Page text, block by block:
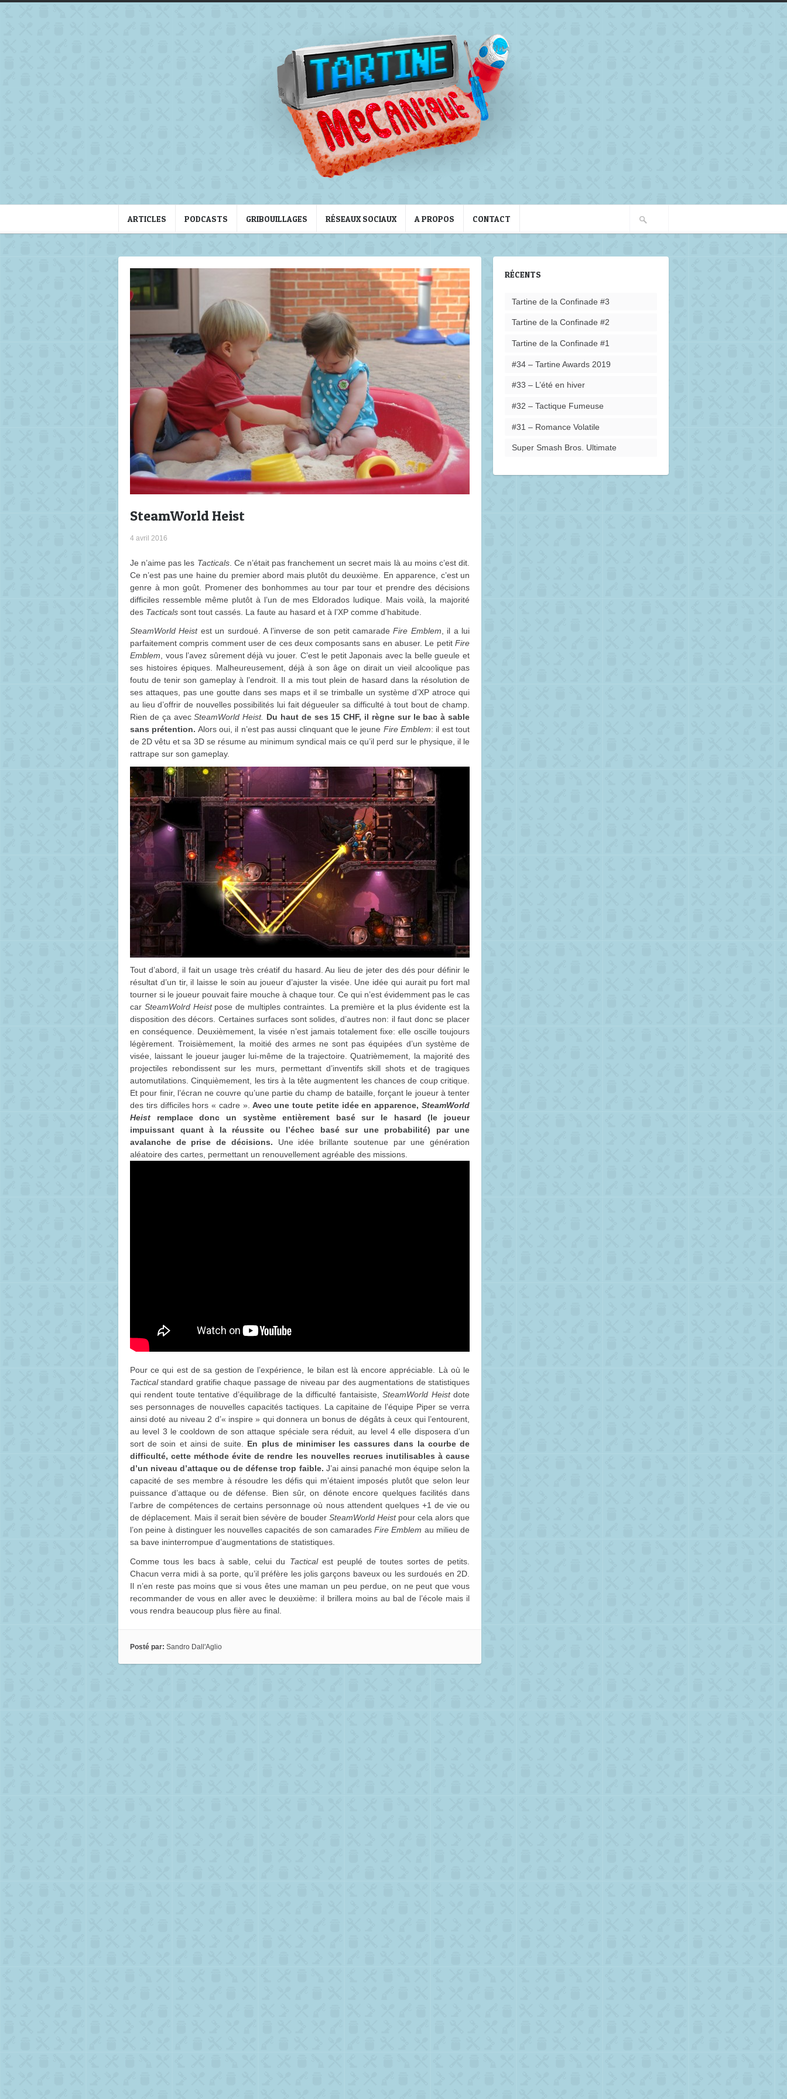
ARTICLES PODCASTS GRIBOUILLAGES RÉSEAUX SOCIAUX A PROPOS CONTACT
SteamWorld Heist
4 avril 2016
Je n’aime pas les Tacticals. Ce n’était pas franchement un secret mais là au moins c’est dit.
Ce n’est pas une haine du premier abord mais plutôt du deuxième. En apparence, c’est un
genre à mon goût. Promener des bonhommes au tour par tour et prendre des décisions
difficiles ressemble même plutôt à l’un de mes Eldorados ludique. Mais voilà, la majorité
des Tacticals sont tout cassés. La faute au hasard et à l’XP comme d’habitude.
SteamWorld Heistest un surdoué. A l’inverse de son petit camaradeFire Emblem , il a lui
parfaitement compris comment user de ces deux composants sans en abuser. Le petit Fire
Emblem , vous l’avez sûrement déjà vu jouer. C’est le petit Japonais avec la belle gueule et
ses histoires épiques. Malheureusement, déjà à son âge on dirait un vieil alcoolique pas
foutu de tenir son gameplay à l’endroit. Il a mis tout plein de hasard dans la résolution de
ses attaques, pas une goutte dans ses maps et il se trimballe un système d’XP atroce qui
au lieu d’offrir de nouvelles possibilités lui fait dégueuler sa difficulté à tout bout de champ.
Rien de ça avecSteamWorld Heist. Du haut de ses 15 CHF, il règne sur le bac à sable
sans prétention. Alors oui, il n’est pas aussi clinquant que le jeune Fire Emblem: il est tout
de 2D vêtu et sa 3D se résume au minimum syndical mais ce qu’il perd sur le physique, il le
rattrape sur son gameplay.
Tout d’abord, il fait un usage très créatif du hasard. Au lieu de jeter des dés pour définir le
résultat d’un tir, il laisse le soin au joueur d’ajuster la visée. Une idée qui aurait pu fort mal
tourner si le joueur pouvait faire mouche à chaque tour. Ce qui n’est évidemment pas le cas
car SteamWolrd Heistpose de multiples contraintes. La première et la plus évidente est la
disposition des décors. Certaines surfaces sont solides, d’autres non: il faut donc se placer
en conséquence. Deuxièmement, la visée n’est jamais totalement fixe: elle oscille toujours
légèrement. Troisièmement, la moitié des armes ne sont pas équipées d’un système de
visée, laissant le joueur jauger lui-même de la trajectoire. Quatrièmement, la majorité des
projectiles rebondissent sur les murs, permettant d’inventifs skill shots et de tragiques
automutilations. Cinquièmement, les tirs à la tête augmentent les chances de coup critique.
Et pour finir, l’écran ne couvre qu’une partie du champ de bataille, forçant le joueur à tenter
des tirs difficiles hors « cadre ». Avec une toute petite idée en apparence,SteamWorld
Heist remplace donc un système entièrement basé sur le hasard (le joueur
impuissant quant à la réussite ou l’échec basé sur une probabilité) par une
avalanche de prise de décisions. Une idée brillante soutenue par une génération
aléatoire des cartes, permettant un renouvellement agréable des missions.
Pour ce qui est de sa gestion de l’expérience, le bilan est là encore appréciable. Là où le
Tacticalstandard gratifie chaque passage de niveau par des augmentations de statistiques
qui rendent toute tentative d’équilibrage de la difficulté fantaisiste,SteamWorld Heistdote
ses personnages de nouvelles capacités tactiques. La capitaine de l’équipe Piper se verra
ainsi doté au niveau 2 d’« inspire » qui donnera un bonus de dégâts à ceux qui l’entourent,
au level 3 le cooldown de son attaque spéciale sera réduit, au level 4 elle disposera d’un
sort de soin et ainsi de suite. En plus de minimiser les cassures dans la courbe de
difficulté, cette méthode évite de rendre les nouvelles recrues inutilisables à cause
d’un niveau d’attaque ou de défense trop faible. J’ai ainsi panaché mon équipe selon la
capacité de ses membre à résoudre les défis qui m’étaient imposés plutôt que selon leur
puissance d’attaque ou de défense. Bien sûr, on dénote encore quelques facilités dans
l’arbre de compétences de certains personnage où nous attendent quelques +1 de vie ou
de déplacement. Mais il serait bien sévère de bouder SteamWorld Heistpour cela alors que
l’on peine à distinguer les nouvelles capacités de son camaradesFire Emblem au milieu de
sa bave ininterrompue d’augmentations de statistiques.
Comme tous les bacs à sable, celui du Tacticalest peuplé de toutes sortes de petits.
Chacun verra midi à sa porte, qu’il préfère les jolis garçons baveux ou les surdoués en 2D.
Il n’en reste pas moins que si vous êtes une maman un peu perdue, on ne peut que vous
recommander de vous en aller avec le deuxième: il brillera moins au bal de l’école mais il
vous rendra beaucoup plus fière au final.
Posté par: Sandro Dall'Aglio
RÉCENTS
Tartine de la Confinade #3
Tartine de la Confinade #2
Tartine de la Confinade #1
#34 – Tartine Awards 2019
#33 – L’été en hiver
#32 – Tactique Fumeuse
#31 – Romance Volatile
Super Smash Bros. Ultimate